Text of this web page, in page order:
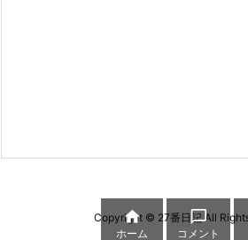
Copyright © 27番日記All

ホーム

コメント